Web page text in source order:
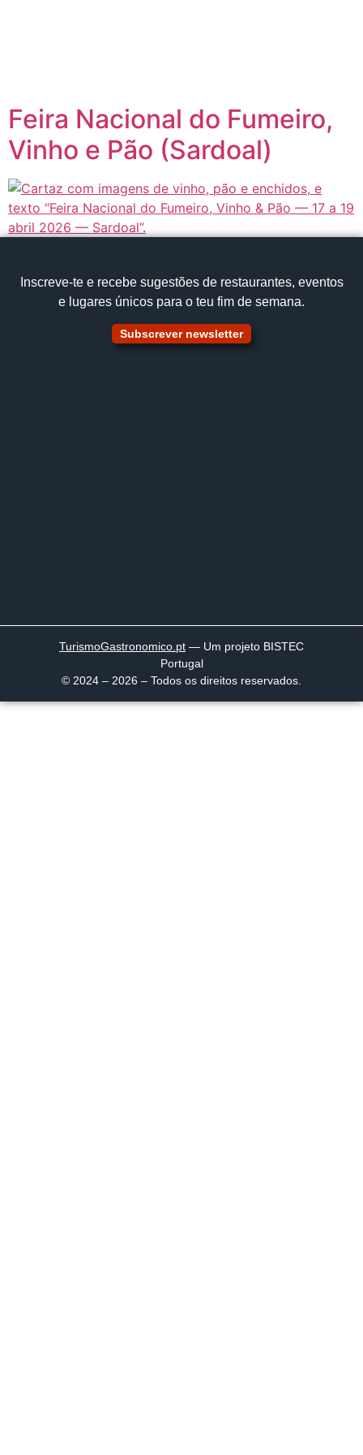
Feira Nacional do Fumeiro,
Vinho e Pão (Sardoal)
Inscreve‑te e recebe sugestões de restaurantes, eventos
e lugares únicos para o teu fim de semana.
Subscrever newsletter
TurismoGastronomico .pt — Um projeto BISTEC
Portugal
© 2024 – 2026 – Todos os direitos reservados.